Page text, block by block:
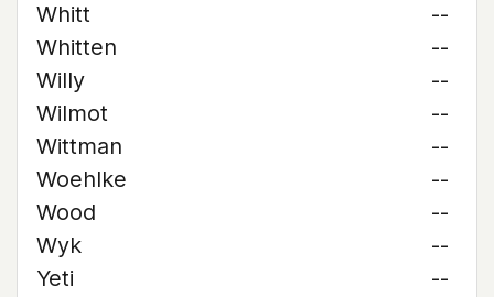
Whitt
--
Whitten
--
Willy
--
Wilmot
--
Wittman
--
Woehlke
--
Wood
--
Wyk
--
Yeti
--